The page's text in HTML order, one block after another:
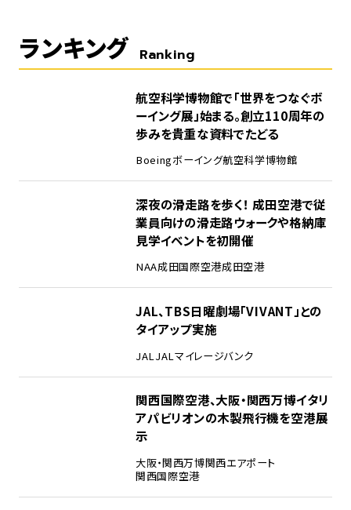
ランキング Ranking
航空科学博物館で「世界をつなぐボ
ーイング展」始まる。創立110周年の
歩みを貴重な資料でたどる
Boeingボーイング航空科学博物館
深夜の滑走路を歩く！ 成田空港で従
業員向けの滑走路ウォークや格納庫
見学イベントを初開催
NAA成田国際空港成田空港
JAL、TBS日曜劇場「VIVANT」との
タイアップ実施
JAL JALマイレージバンク
関西国際空港、大阪・関西万博イタリ
アパビリオンの木製飛行機を空港展
示
大阪・関西万博関西エアポート
関西国際空港